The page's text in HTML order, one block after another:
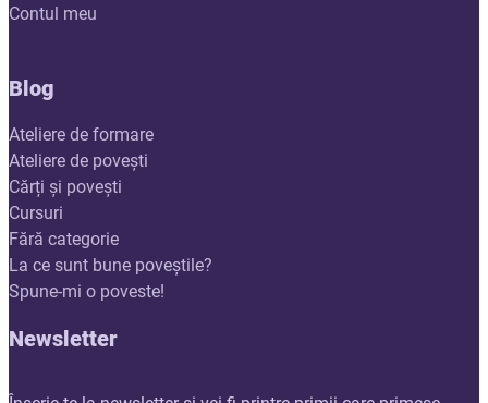
Contul meu
Blog
Ateliere de formare
Ateliere de povești
Cărți și povești
Cursuri
Fără categorie
La ce sunt bune poveștile?
Spune-mi o poveste!
Newsletter